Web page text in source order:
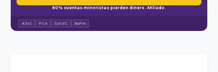
80% cuentas minoristas pierden dinero. Afiliado.
ASIC FCA CySEC BaFin